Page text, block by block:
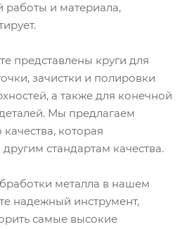
работы и материала,
представлены круги для
зачистки и полировки
а также для конечной
Мы предлагаем
которая
стандартам качества.
металла в нашем
надежный инструмент,
самые высокие